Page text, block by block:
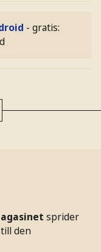
- gratis:
sprider
den